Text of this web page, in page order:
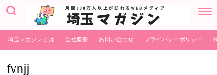
埼玉マガジンとは 会社概要 お問い合わせ プライバシーポリシー
fvnjj